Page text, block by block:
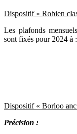
Dispositif « Robien
Les plafonds
sont fixés pour 2024 à :
Dispositif « Borloo
Précision :